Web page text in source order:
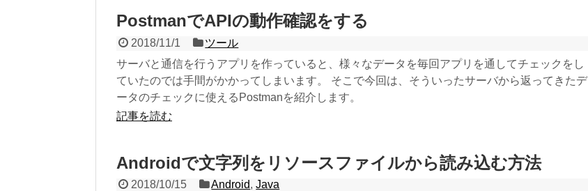
PostmanでAPIの動作確認をする
2018/11/1
ツール
サーバと通信を行うアプリを作っていると、様々なデータを毎回アプリを通してチェックをし
ていたのでは手間がかかってしまいます。 そこで今回は、そういったサーバから返ってきたデ
ータのチェックに使えるPostmanを紹介します。
記事を読む
Androidで文字列をリソースファイルから読み込む方法
2018/10/15 Android,Java